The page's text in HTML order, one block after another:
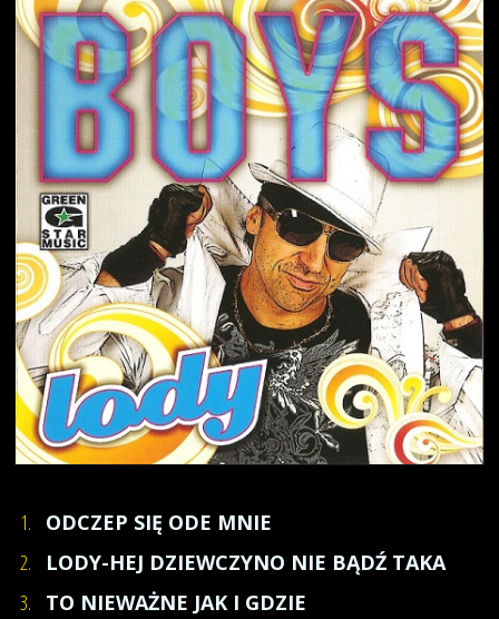
1.
ODCZEP SIĘ ODE MNIE
2.
LODY-HEJ DZIEWCZYNO NIE BĄDŹ TAKA
3.
TO NIEWAŻNE JAK I GDZIE